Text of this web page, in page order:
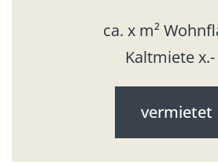
ca. x m²
Kaltmiete
vermietet